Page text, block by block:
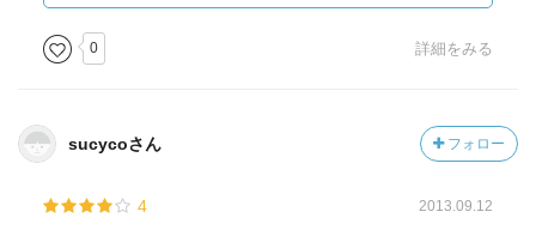
の距離のことを言っているのでしょうね。
家に写真集があるのですが、久しぶりに眺めたくなりまし
0 詳細をみる
sucycoさん フォロー
4 2013.09.12